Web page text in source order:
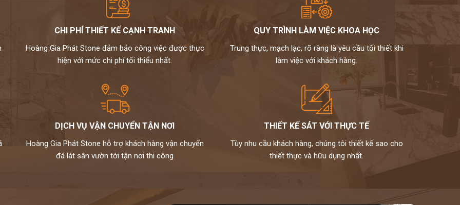
CHI PHÍ THIẾT KẾ CẠNH TRANH
Hoàng Gia Phát Stone đảm bảo công việc được thực
hiện với mức chi phí tối thiểu nhất.
QUY TRÌNH LÀM VIỆC KHOA HỌC
Trung thực, mạch lạc, rõ ràng là yêu cầu tối thiết khi
làm việc với khách hàng.
DỊCH VỤ VẬN CHUYỂN TẬN NƠI
Hoàng Gia Phát Stone hỗ trợ khách hàng vận chuyển
đá lát sân vườn tới tận nơi thi công
THIẾT KẾ SÁT VỚI THỰC TẾ
Tùy nhu cầu khách hàng, chúng tôi thiết kế sao cho
thiết thực và hữu dụng nhất.